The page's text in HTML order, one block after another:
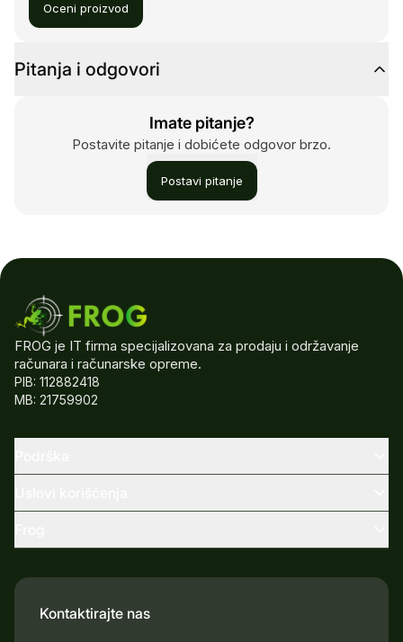
Oceni proizvod
Pitanja i odgovori
Imate pitanje?
Postavite pitanje i dobićete odgovor brzo.
Postavi pitanje
FROG je IT firma specijalizovana za prodaju i održavanje
računara i računarske opreme.
PIB: 112882418
MB: 21759902
Kontaktirajte nas